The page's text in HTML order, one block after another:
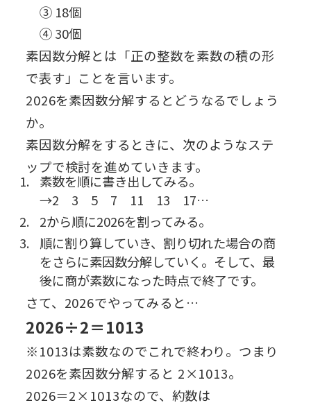
③ 18個
④ 30個
素因数分解とは「正の整数を素数の積の形
で表す」ことを言います。
2026を素因数分解するとどうなるでしょう
か。
素因数分解をするときに、次のようなステ
ップで検討を進めていきます。
素数を順に書き出してみる。
→2 3 5 7 11 13 17…
2から順に2026を割ってみる。
順に割り算していき、割り切れた場合の商
をさらに素因数分解していく。そして、最
後に商が素数になった時点で終了です。
さて、2026でやってみると…
2026÷2＝1013
※1013は素数なのでこれで終わり。つまり
2026を素因数分解すると 2×1013。
2026＝2×1013なので、約数は